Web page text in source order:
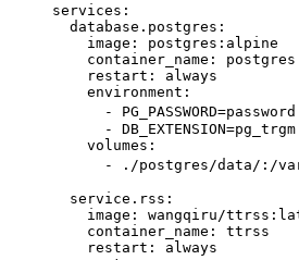
services:
  database.postgres:
    image: postgres:alpine
    container_name: postgres
    restart: always
    environment:
- PG_PASSWORD=password #
      - DB_EXTENSION=pg_trgm
    volumes:
- ./postgres/data/:/
  service.rss:
image: wangqiru/
    container_name: ttrss
    restart: always